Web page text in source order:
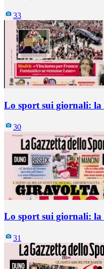
33
Lo sport sui giornali: la
30
Lo sport sui giornali: la
31